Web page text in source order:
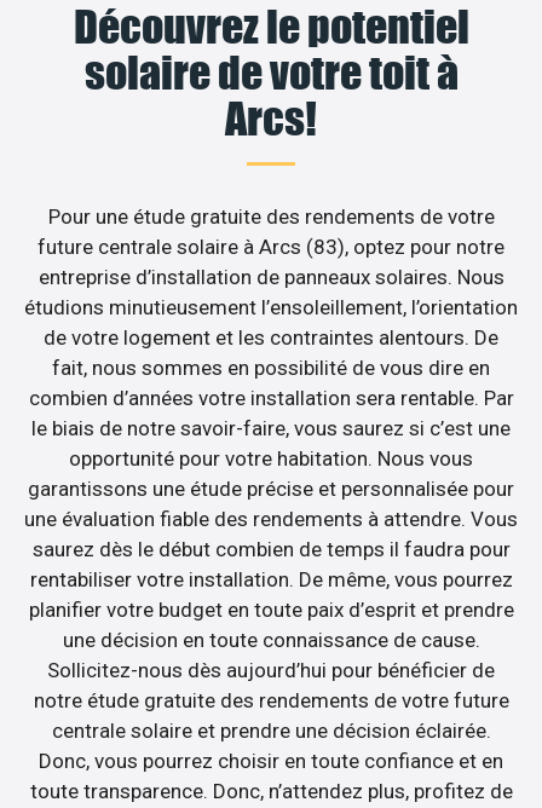
Découvrez le potentiel
solaire de votre toit à
Arcs!
Pour une étude gratuite des rendements de votre
future centrale solaire à Arcs (83), optez pour notre
entreprise d’installation de panneaux solaires. Nous
étudions minutieusement l’ensoleillement, l’orientation
de votre logement et les contraintes alentours. De
fait, nous sommes en possibilité de vous dire en
combien d’années votre installation sera rentable. Par
le biais de notre savoir-faire, vous saurez si c’est une
opportunité pour votre habitation. Nous vous
garantissons une étude précise et personnalisée pour
une évaluation fiable des rendements à attendre. Vous
saurez dès le début combien de temps il faudra pour
rentabiliser votre installation. De même, vous pourrez
planifier votre budget en toute paix d’esprit et prendre
une décision en toute connaissance de cause.
Sollicitez-nous dès aujourd’hui pour bénéficier de
notre étude gratuite des rendements de votre future
centrale solaire et prendre une décision éclairée.
Donc, vous pourrez choisir en toute confiance et en
toute transparence. Donc, n’attendez plus, profitez de